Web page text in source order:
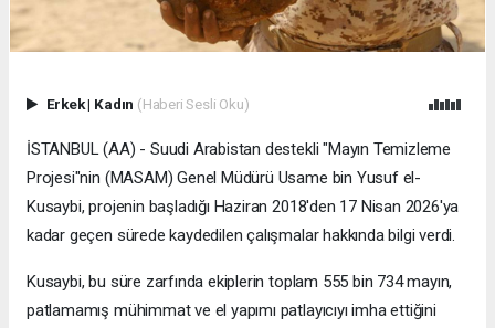
Erkek| Kadın (Haberi Sesli Oku)
İSTANBUL (AA) - Suudi Arabistan destekli "Mayın Temizleme
Projesi"nin (MASAM) Genel Müdürü Usame bin Yusuf el-
Kusaybi, projenin başladığı Haziran 2018'den 17 Nisan 2026'ya
kadar geçen sürede kaydedilen çalışmalar hakkında bilgi verdi.
Kusaybi, bu süre zarfında ekiplerin toplam 555 bin 734 mayın,
patlamamış mühimmat ve el yapımı patlayıcıyı imha ettiğini